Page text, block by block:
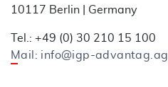
10117 Berlin | Germany
Tel.: +49 (0) 30 210 15 100
Mail: info@igp-advantag.ag